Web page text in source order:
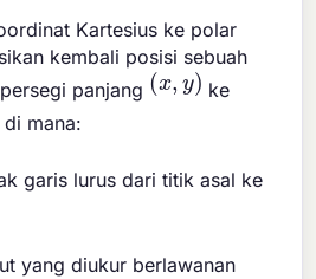
Kartesius ke polar
kembali posisi sebuah
panjang
(x, y)
ke
di mana:
garis lurus dari titik asal ke
yang diukur berlawanan